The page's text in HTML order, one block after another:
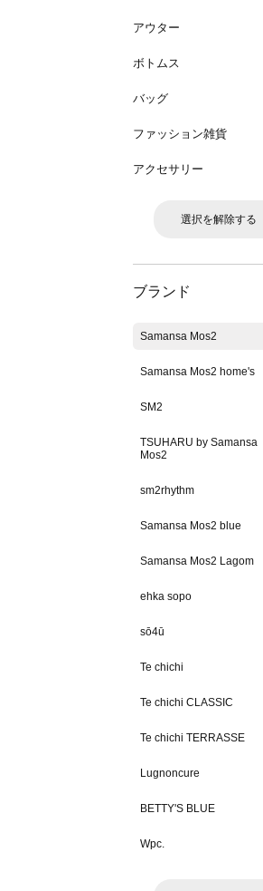
アウター
ボトムス
バッグ
ファッション雑貨
アクセサリー
選択を解除する
ブランド
Samansa Mos2
Samansa Mos2 home's
SM2
TSUHARU by Samansa
Mos2
sm2rhythm
Samansa Mos2 blue
Samansa Mos2 Lagom
ehka sopo
sō4ū
Te chichi
Te chichi CLASSIC
Te chichi TERRASSE
Lugnoncure
BETTY'S BLUE
Wpc.